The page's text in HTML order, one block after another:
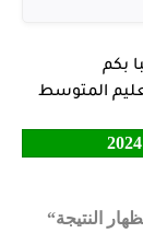
بكم
المتوسط
النتيجة